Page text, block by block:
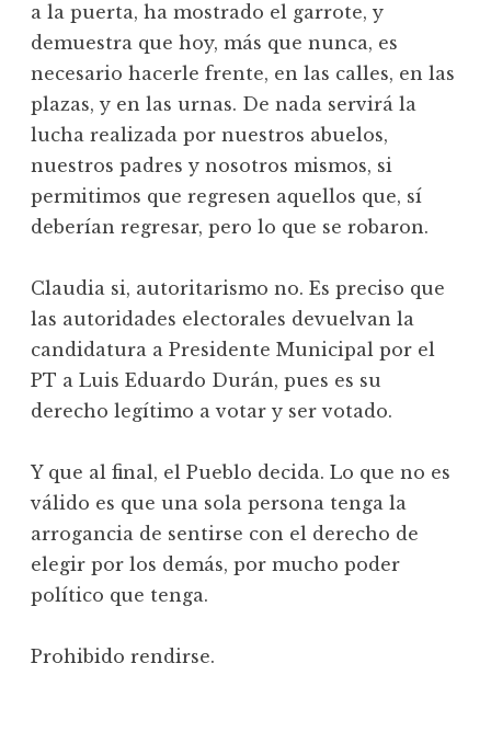
a la puerta, ha mostrado el garrote, y
demuestra que hoy, más que nunca, es
necesario hacerle frente, en las calles, en las
plazas, y en las urnas. De nada servirá la
lucha realizada por nuestros abuelos,
nuestros padres y nosotros mismos, si
permitimos que regresen aquellos que, sí
deberían regresar, pero lo que se robaron.
Claudia si, autoritarismo no. Es preciso que
las autoridades electorales devuelvan la
candidatura a Presidente Municipal por el
PT a Luis Eduardo Durán, pues es su
derecho legítimo a votar y ser votado.
Y que al final, el Pueblo decida. Lo que no es
válido es que una sola persona tenga la
arrogancia de sentirse con el derecho de
elegir por los demás, por mucho poder
político que tenga.
Prohibido rendirse.